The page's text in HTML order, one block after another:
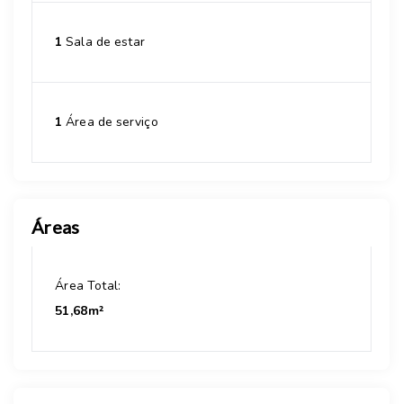
1 Sala de estar
1 Área de serviço
Áreas
Área Total:
51,68m²